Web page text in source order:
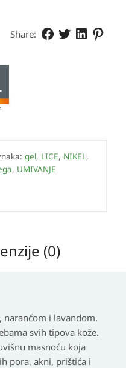
Share:
gel, LICE, NIKEL,
, UMIVANJE
(0)
narančom i lavandom.
svih tipova kože.
masnoću koja
pora, akni, prištića i